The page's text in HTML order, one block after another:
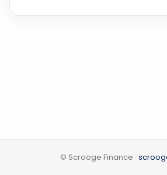
© Scrooge Finance ·